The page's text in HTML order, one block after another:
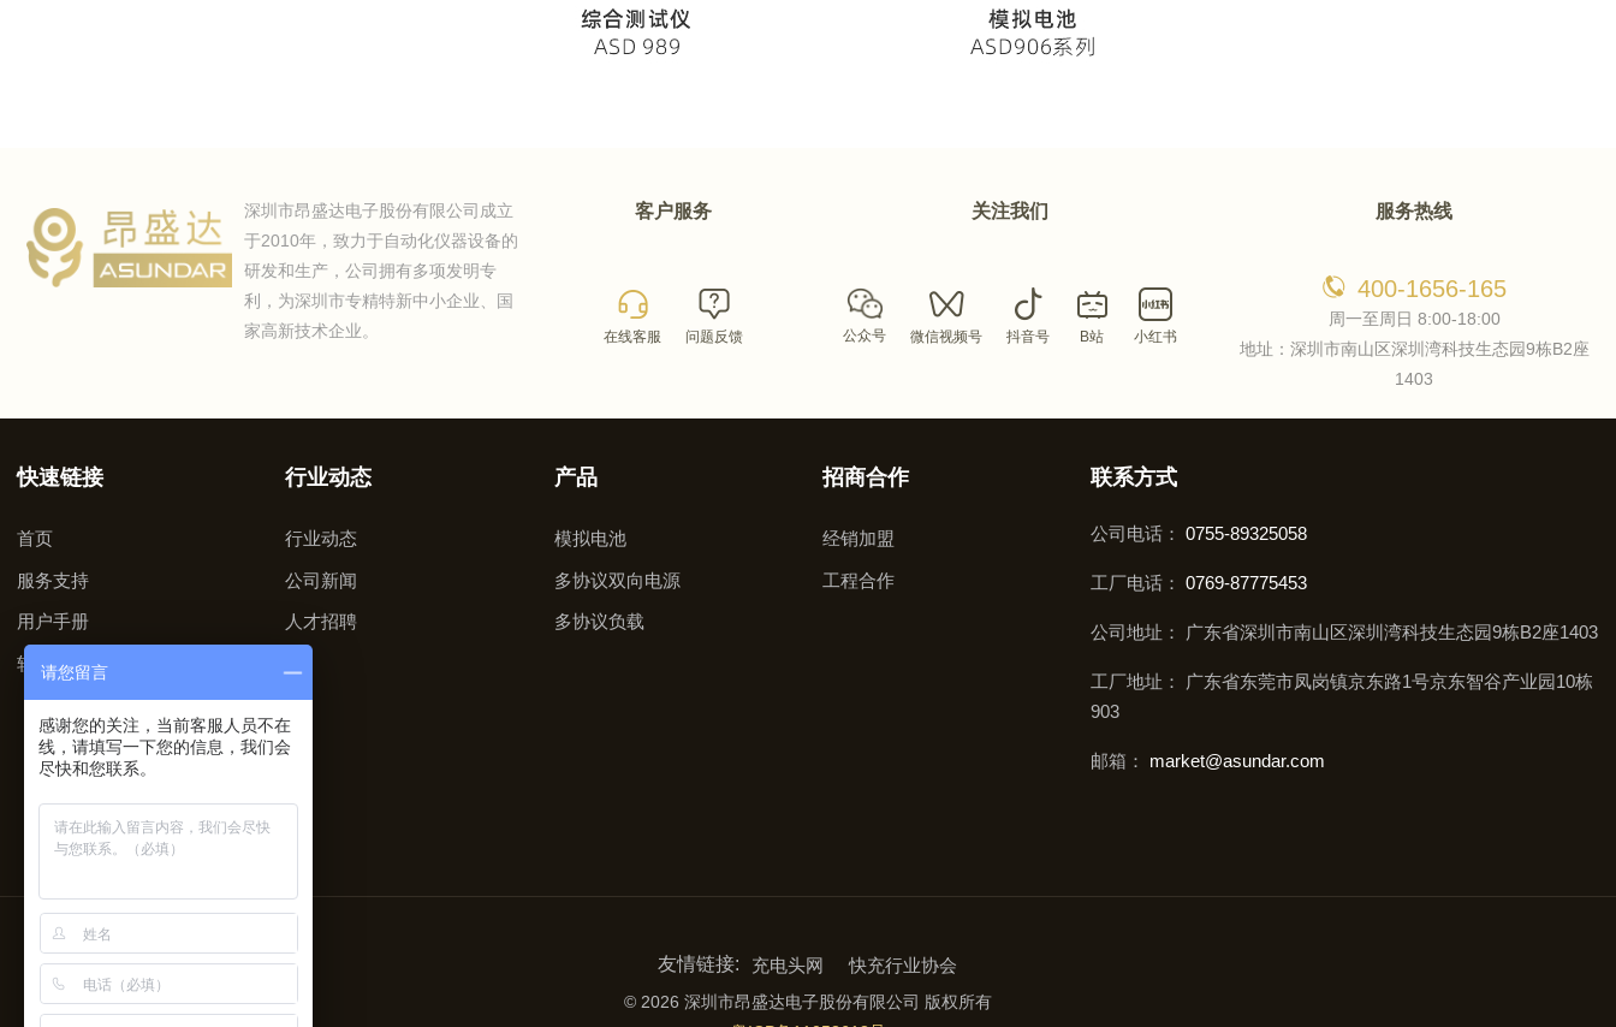
深圳市昂盛达电子股份有限公司成立
于2010年，致力于自动化仪器设备的
研发和生产，公司拥有多项发明专
利，为深圳市专精特新中小企业、国
家高新技术企业。
客户服务
在线客服 问题反馈
关注我们
公众号 微信视频号 抖音号 B站 小红书
服务热线
400-1656-165
周一至周日 8:00-18:00
地址：深圳市南山区深圳湾科技生态园9栋B2座
1403
快速链接
首页
服务支持
用户手册
软件下载
行业动态
行业动态
公司新闻
人才招聘
产品
模拟电池
多协议双向电源
多协议负载
招商合作
经销加盟
工程合作
联系方式
公司电话：0755-89325058
工厂电话：0769-87775453
公司地址： 广东省深圳市南山区深圳湾科技生态园9栋B2座1403
工厂地址： 广东省东莞市凤岗镇京东路1号京东智谷产业园10栋
903
邮箱： market@asundar.com
友情链接: 充电头网 快充行业协会
© 2026 深圳市昂盛达电子股份有限公司 版权所有
请您留言
感谢您的关注，当前客服人员不在
线，请填写一下您的信息，我们会
尽快和您联系。